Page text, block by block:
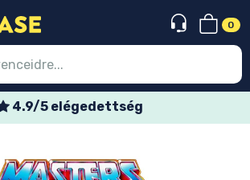
0
4.9/5 elégedettség